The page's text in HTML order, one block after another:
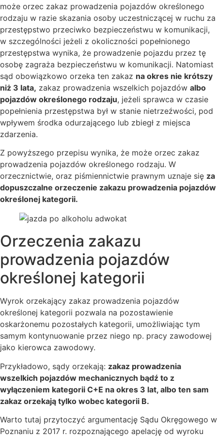
może orzec zakaz prowadzenia pojazdów określonego
rodzaju w razie skazania osoby uczestniczącej w ruchu za
przestępstwo przeciwko bezpieczeństwu w komunikacji,
w szczególności jeżeli z okoliczności popełnionego
przestępstwa wynika, że prowadzenie pojazdu przez tę
osobę zagraża bezpieczeństwu w komunikacji. Natomiast
sąd obowiązkowo orzeka ten zakaz na okres nie krótszy
niż 3 lata, zakaz prowadzenia wszelkich pojazdów albo
pojazdów określonego rodzaju, jeżeli sprawca w czasie
popełnienia przestępstwa był w stanie nietrzeźwości, pod
wpływem środka odurzającego lub zbiegł z miejsca
zdarzenia.
Z powyższego przepisu wynika, że może orzec zakaz
prowadzenia pojazdów określonego rodzaju. W
orzecznictwie, oraz piśmiennictwie prawnym uznaje się za
dopuszczalne orzeczenie zakazu prowadzenia pojazdów
określonej kategorii.
Orzeczenia zakazu
prowadzenia pojazdów
określonej kategorii
Wyrok orzekający zakaz prowadzenia pojazdów
określonej kategorii pozwala na pozostawienie
oskarżonemu pozostałych kategorii, umożliwiając tym
samym kontynuowanie przez niego np. pracy zawodowej
jako kierowca zawodowy.
Przykładowo, sądy orzekają: zakaz prowadzenia
wszelkich pojazdów mechanicznych bądź to z
wyłączeniem kategorii C+E na okres 3 lat, albo ten sam
zakaz orzekają tylko wobec kategorii B.
Warto tutaj przytoczyć argumentację Sądu Okręgowego w
Poznaniu z 2017 r. rozpoznającego apelację od wyroku